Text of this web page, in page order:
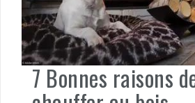
7 Bonnes raisons